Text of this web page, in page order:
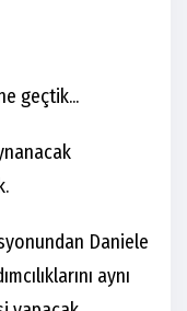
geçtik...
Daniele
aynı